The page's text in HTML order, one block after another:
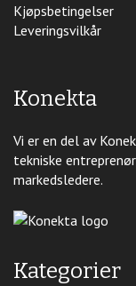
Kjøpsbetingelser
Leveringsvilkår
Konekta
Vi er en del av
tekniske
markedsledere.
Kategorier